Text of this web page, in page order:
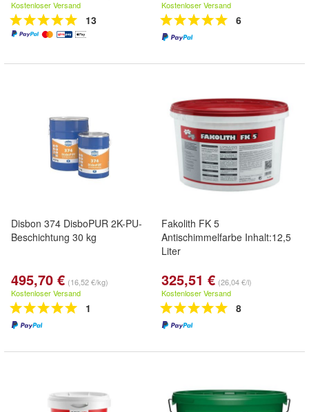
Betonfarbe Beschichtung
Samatec Garagenfarbe
Kostenloser Versand
13
Kostenloser Versand
6
Disbon 374 DisboPUR 2K-PU-
Beschichtung 30 kg
495,70 € (16,52 €/kg)
Kostenloser Versand
1
Fakolith FK 5
Antischimmelfarbe Inhalt:12,5
Liter
325,51 € (26,04 €/l)
Kostenloser Versand
8